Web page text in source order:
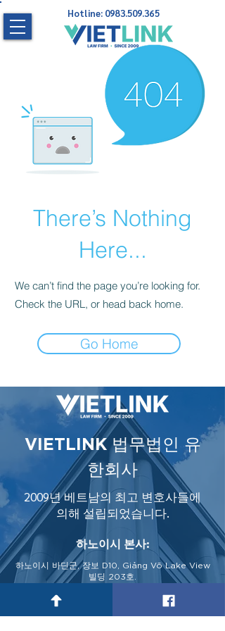
Hotline: 0983.509.365
There’s Nothing
Here...
We can’t find the page you’re looking for.
Check the URL, or head back home.
Go Home
VIETLINK 법무법인 유
한회사
2009년 베트남의 최고 변호사들에
의해 설립되었습니다.
하노이시 본사:
하노이시 바딘군, 장보 D10, Giảng Võ Lake View
빌딩 203호.
(+84) 243769 0339 | (+84) 914 929 086